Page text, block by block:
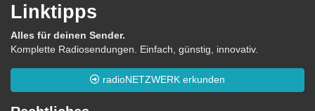
Linktipps
Alles für deinen Sender.
Komplette Radiosendungen. Einfach, günstig, innovativ.
radioNETZWERK erkunden